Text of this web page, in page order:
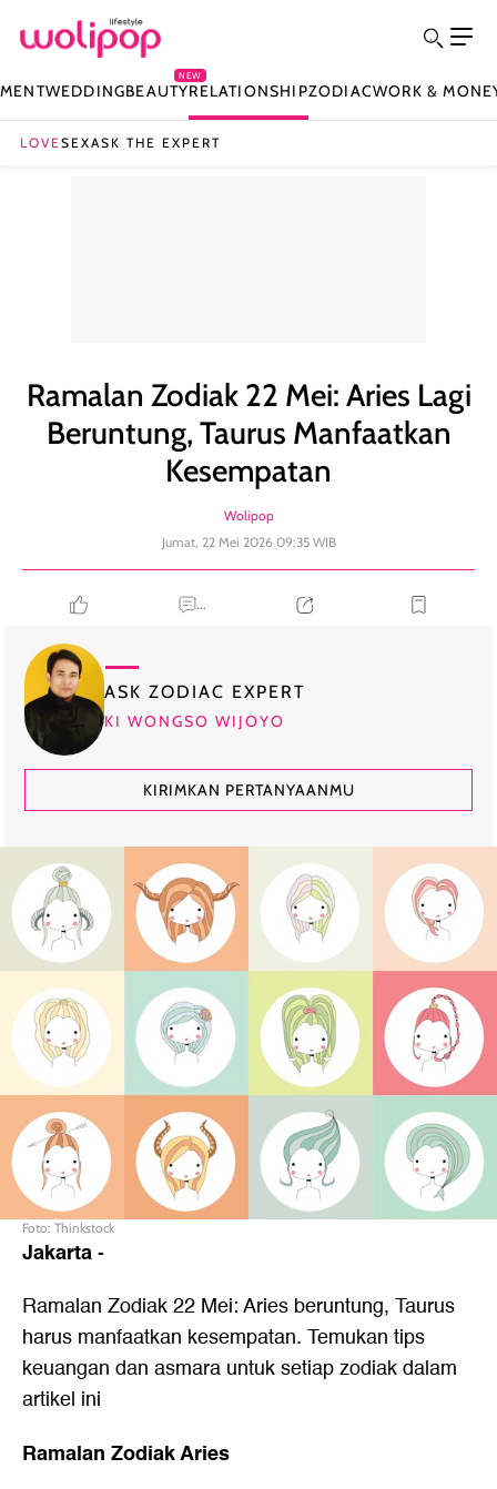
WEDDINGBEAUTY
NEW
RELATIONSHIPZODIACWORK &
LOVESEXASK THE EXPERT
Ramalan Zodiak 22 Mei: Aries Lagi
Beruntung, Taurus Manfaatkan
Kesempatan
Wolipop
Jumat, 22 Mei 2026 09:35 WIB
...
ASK ZODIAC EXPERT
KI WONGSO WIJOYO
KIRIMKAN PERTANYAANMU
Foto: Thinkstock
Jakarta-
Ramalan Zodiak 22 Mei: Aries beruntung, Taurus
harus manfaatkan kesempatan. Temukan tips
keuangan dan asmara untuk setiap zodiak dalam
artikel ini
Ramalan Zodiak Aries